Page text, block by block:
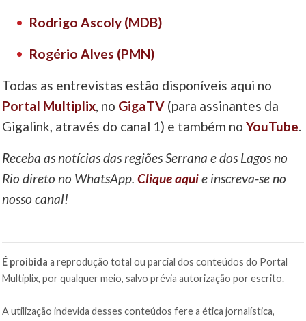
Rodrigo Ascoly (MDB)
Rogério Alves (PMN)
Todas as entrevistas estão disponíveis aqui no
Portal Multiplix, no GigaTV (para assinantes da
Gigalink, através do canal 1) e também noYouTube.
Receba as notícias das regiões Serrana e dos Lagos no
Rio direto no WhatsApp.Clique aquie inscreva-se no
nosso canal!
É proibida a reprodução total ou parcial dos conteúdos do Portal
Multiplix, por qualquer meio, salvo prévia autorização por escrito.
A utilização indevida desses conteúdos fere a ética jornalística,